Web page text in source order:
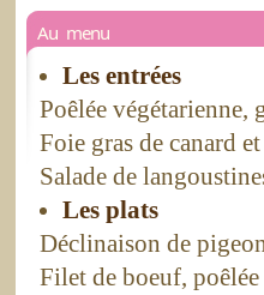
Au menu
Les entrées
Poêlée végétarienne,
Foie gras de canard
Salade de
Les plats
Déclinaison de
Filet de boeuf,